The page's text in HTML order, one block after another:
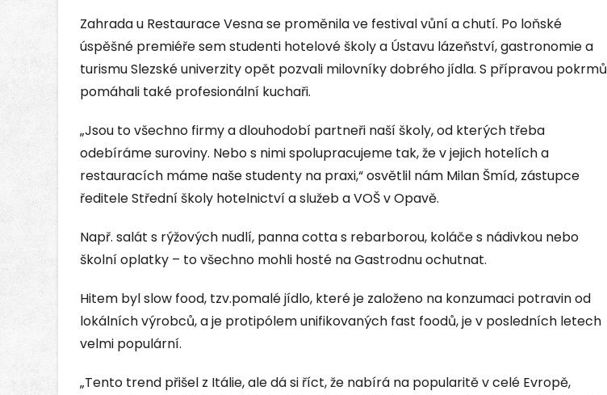
Zahrada u Restaurace Vesna se proměnila ve festival vůní a chutí. Po loňské
úspěšné premiéře sem studenti hotelové školy a Ústavu lázeňství, gastronomie a
turismu Slezské univerzity opět pozvali milovníky dobrého jídla. S přípravou pokrmů
pomáhali také profesionální kuchaři.
„Jsou to všechno firmy a dlouhodobí partneři naší školy, od kterých třeba
odebíráme suroviny. Nebo s nimi spolupracujeme tak, že v jejich hotelích a
restauracích máme naše studenty na praxi,“ osvětlil nám Milan Šmíd, zástupce
ředitele Střední školy hotelnictví a služeb a VOŠ v Opavě.
Např. salát s rýžových nudlí, panna cotta s rebarborou, koláče s nádivkou nebo
školní oplatky – to všechno mohli hosté na Gastrodnu ochutnat.
Hitem byl slow food, tzv.pomalé jídlo, které je založeno na konzumaci potravin od
lokálních výrobců, a je protipólem unifikovaných fast foodů, je v posledních letech
velmi populární.
„Tento trend přišel z Itálie, ale dá si říct, že nabírá na popularitě v celé Evropě,